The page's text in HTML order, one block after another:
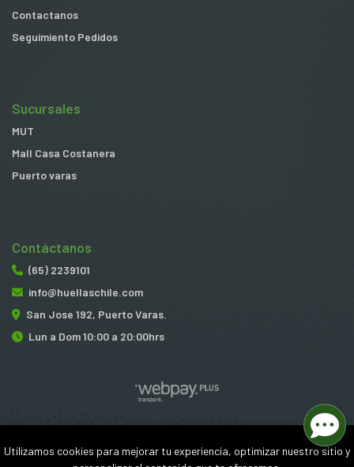
Contactanos
Seguimiento Pedidos
Sucursales
MUT
Mall Casa Costanera
Puerto varas
Contáctanos
(65) 2239101
info@huellaschile.com
San Jose 192, Puerto Varas.
Lun a Dom 10:00 a 20:00hrs
¿Te gusta mi tienda? Yo vendo conBsale
Utilizamos cookies para mejorar tu experiencia, optimizar nuestro sitio y